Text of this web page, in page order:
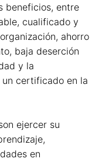
beneficios, entre
cualificado y
ahorro
baja deserción
y la
certificado en la
ejercer su
en